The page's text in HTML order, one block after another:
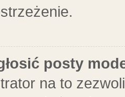
posty
na to